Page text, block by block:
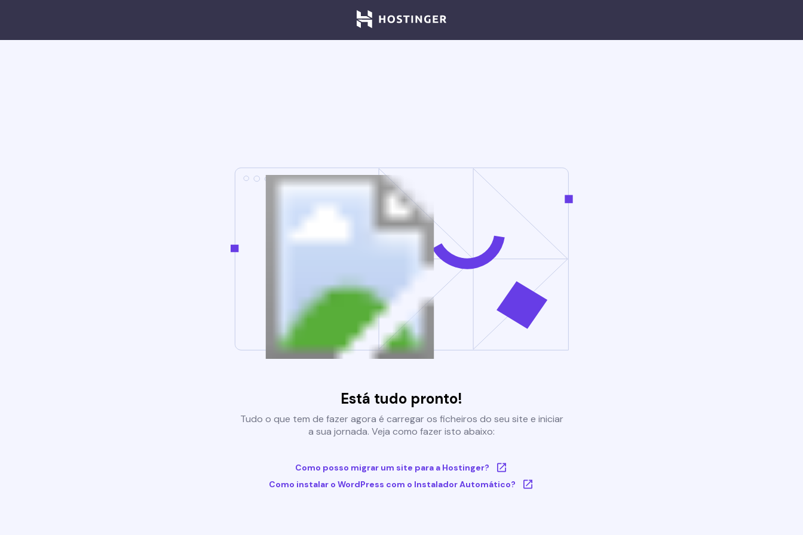
Está tudo pronto!
Tudo o que tem de fazer agora é carregar os ficheiros do seu site e iniciar
a sua jornada. Veja como fazer isto abaixo:
Como posso migrar um site para a Hostinger?
Como instalar o WordPress com o Instalador Automático?